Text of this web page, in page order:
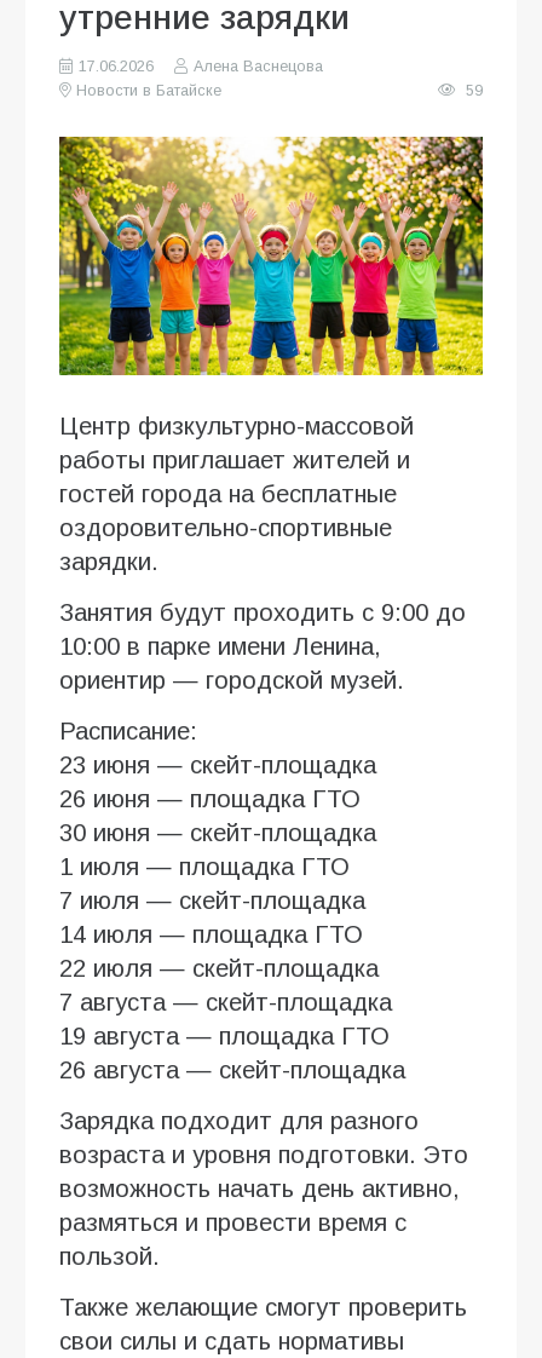
утренние зарядки
17.06.2026
Алена Васнецова
Новости в Батайске
59
Центр физкультурно-массовой
работы приглашает жителей и
гостей города на бесплатные
оздоровительно-спортивные
зарядки.
Занятия будут проходить с 9:00 до
10:00 в парке имени Ленина,
ориентир — городской музей.
Расписание:
23 июня — скейт-площадка
26 июня — площадка ГТО
30 июня — скейт-площадка
1 июля — площадка ГТО
7 июля — скейт-площадка
14 июля — площадка ГТО
22 июля — скейт-площадка
7 августа — скейт-площадка
19 августа — площадка ГТО
26 августа — скейт-площадка
Зарядка подходит для разного
возраста и уровня подготовки. Это
возможность начать день активно,
размяться и провести время с
пользой.
Также желающие смогут проверить
свои силы и сдать нормативы